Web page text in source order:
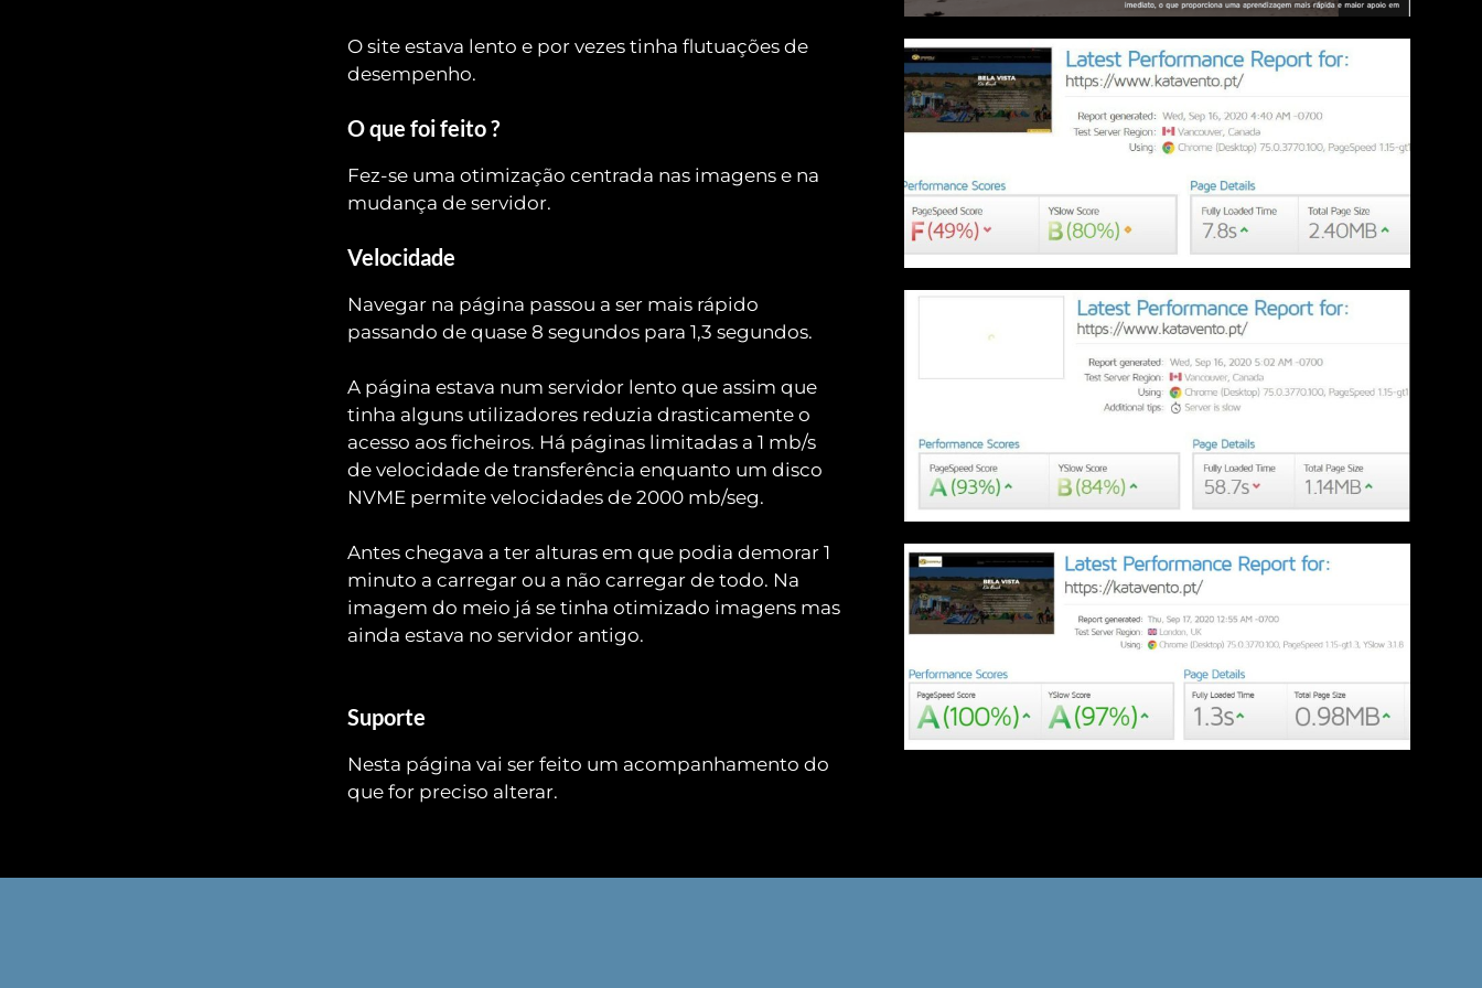
O site estava lento e por vezes tinha flutuações de
desempenho.
O que foi feito ?
Fez-se uma otimização centrada nas imagens e na
mudança de servidor.
Velocidade
Navegar na página passou a ser mais rápido
passando de quase 8 segundos para 1,3 segundos.
A página estava num servidor lento que assim que
tinha alguns utilizadores reduzia drasticamente o
acesso aos ficheiros. Há páginas limitadas a 1 mb/s
de velocidade de transferência enquanto um disco
NVME permite velocidades de 2000 mb/seg.
Antes chegava a ter alturas em que podia demorar 1
minuto a carregar ou a não carregar de todo. Na
imagem do meio já se tinha otimizado imagens mas
ainda estava no servidor antigo.
Suporte
Nesta página vai ser feito um acompanhamento do
que for preciso alterar.